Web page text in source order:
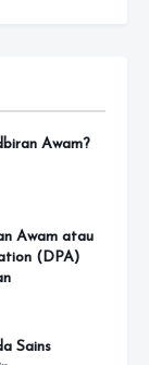
Awam?
Awam atau
(DPA)
Sains